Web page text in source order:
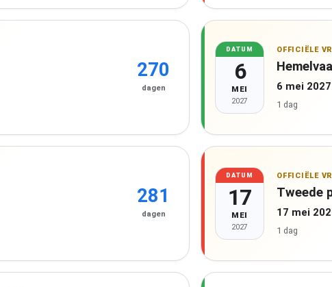
270
dagen
DATUM
6
MEI
2027
OFFICIËLE
6 mei 2027
1 dag
281
dagen
DATUM
17
MEI
2027
OFFICIËLE
Tweede
17 mei
1 dag